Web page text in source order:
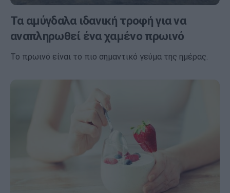
Τα αμύγδαλα ιδανική τροφή για να
αναπληρωθεί ένα χαμένο πρωινό
Το πρωινό είναι το πιο σημαντικό γεύμα της ημέρας.